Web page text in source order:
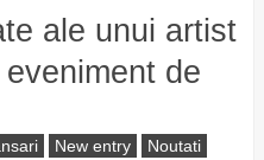
ale unui artist
de
New entry
Noutati